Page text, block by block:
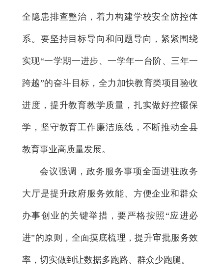
全隐患排查整治，着力构建学校安全防控体
系。要坚持目标导向和问题导向，紧紧围绕
实现“一学期一进步、一学年一台阶、三年一
跨越”的奋斗目标，全力加快教育类项目验收
进度，提升教育教学质量，扎实做好控辍保
学，坚守教育工作廉洁底线，不断推动全县
教育事业高质量发展。
会议强调，政务服务事项全面进驻政务
大厅是提升政府服务效能、方便企业和群众
办事创业的关键举措，要严格按照“应进必
进”的原则，全面摸底梳理，提升审批服务效
率，切实做到让数据多跑路、群众少跑腿。